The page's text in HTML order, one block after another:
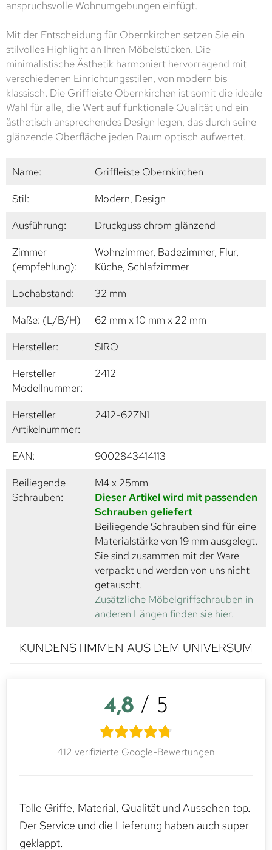
anspruchsvolle Wohnumgebungen einfügt.
Mit der Entscheidung für Obernkirchen setzen Sie ein
stilvolles Highlight an Ihren Möbelstücken. Die
minimalistische Ästhetik harmoniert hervorragend mit
verschiedenen Einrichtungsstilen, von modern bis
klassisch. Die Griffleiste Obernkirchen ist somit die ideale
Wahl für alle, die Wert auf funktionale Qualität und ein
ästhetisch ansprechendes Design legen, das durch seine
glänzende Oberfläche jeden Raum optisch aufwertet.
Name:
Griffleiste Obernkirchen
Stil:
Modern, Design
Ausführung:
Druckguss chrom glänzend
Zimmer
(empfehlung):
Wohnzimmer, Badezimmer, Flur,
Küche, Schlafzimmer
Lochabstand:
32 mm
Maße: (L/B/H)
62 mm x 10 mm x 22 mm
Hersteller:
SIRO
Hersteller
Modellnummer:
2412
Hersteller
Artikelnummer:
2412-62ZN1
EAN:
9002843414113
Beiliegende
Schrauben:
M4 x 25mm
Dieser Artikel wird mit passenden
Schrauben geliefert
Beiliegende Schrauben sind für eine
Materialstärke von 19 mm ausgelegt.
Sie sind zusammen mit der Ware
verpackt und werden von uns nicht
getauscht.
Zusätzliche Möbelgriffschrauben in
anderen Längen finden sie hier.
KUNDENSTIMMEN AUS DEM UNIVERSUM
4,8 / 5
412 verifizierte Google-Bewertungen
Tolle Griffe, Material, Qualität und Aussehen top.
Der Service und die Lieferung haben auch super
geklappt.